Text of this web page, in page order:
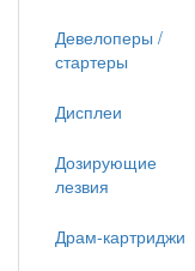
Девелоперы /
стартеры
Дисплеи
Дозирующие
лезвия
Драм-картриджи